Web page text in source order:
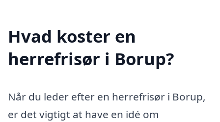
Hvad koster en
herrefrisør i Borup?
Når du leder efter en herrefrisør i Borup,
er det vigtigt at have en idé om